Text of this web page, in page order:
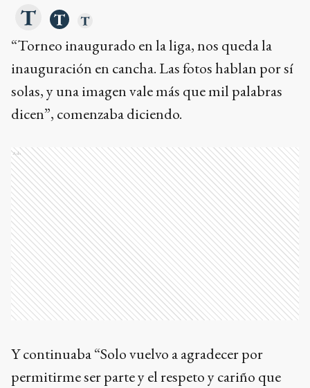
“Torneo inaugurado en la liga, nos queda la
inauguración en cancha. Las fotos hablan por sí
solas, y una imagen vale más que mil palabras
dicen”, comenzaba diciendo.
Ads
Y continuaba “Solo vuelvo a agradecer por
permitirme ser parte y el respeto y cariño que